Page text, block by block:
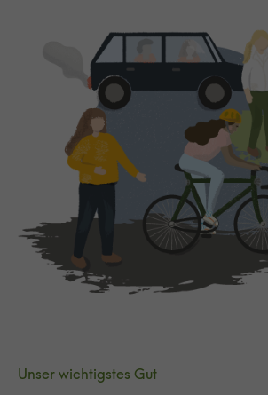
Unser wichtigstes Gut